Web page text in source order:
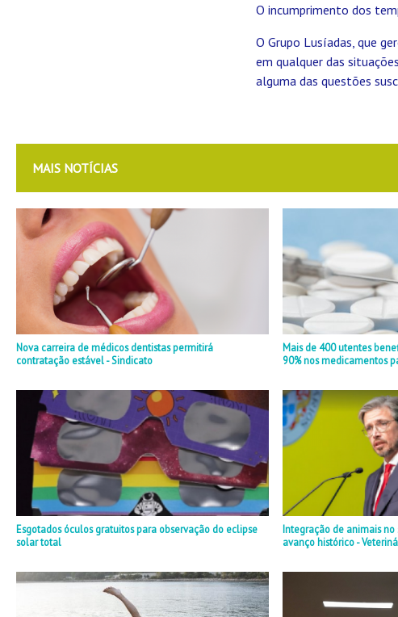
O incumprimento dos
O Grupo Lusíadas, que
em qualquer das
alguma das questões
MAIS NOTÍCIAS
Nova carreira de médicos dentistas permitirá
contratação estável - Sindicato
Mais de 400 utentes
90% nos medicamentos
Esgotados óculos gratuitos para observação do eclipse
solar total
Integração de animais
avanço histórico -